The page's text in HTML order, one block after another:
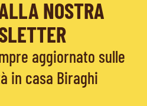
NOSTRA
aggiornato sulle
in casa Biraghi